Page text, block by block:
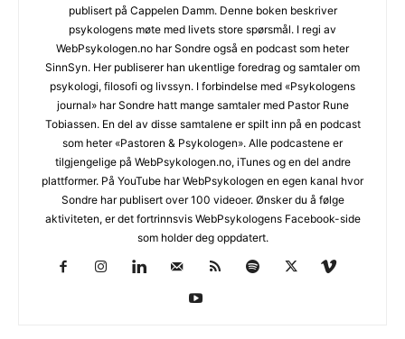
publisert på Cappelen Damm. Denne boken beskriver
psykologens møte med livets store spørsmål. I regi av
WebPsykologen.no har Sondre også en podcast som heter
SinnSyn. Her publiserer han ukentlige foredrag og samtaler om
psykologi, filosofi og livssyn. I forbindelse med «Psykologens
journal» har Sondre hatt mange samtaler med Pastor Rune
Tobiassen. En del av disse samtalene er spilt inn på en podcast
som heter «Pastoren & Psykologen». Alle podcastene er
tilgjengelige på WebPsykologen.no, iTunes og en del andre
plattformer. På YouTube har WebPsykologen en egen kanal hvor
Sondre har publisert over 100 videoer. Ønsker du å følge
aktiviteten, er det fortrinnsvis WebPsykologens Facebook-side
som holder deg oppdatert.